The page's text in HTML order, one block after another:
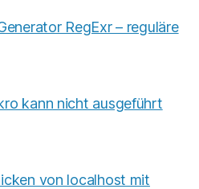
RegExr – reguläre
kann nicht ausgeführt
von localhost mit